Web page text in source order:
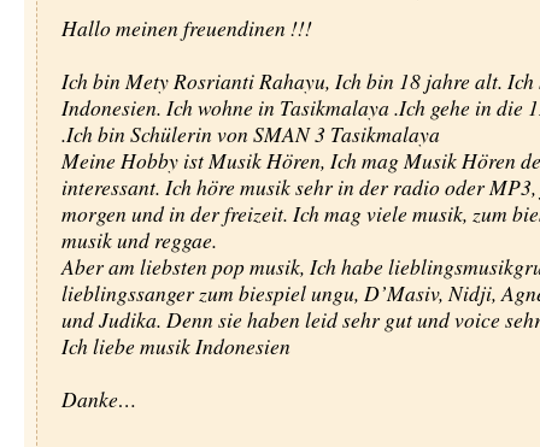
Hallo meinen freuendinen !!!
Ich bin Mety Rosrianti Rahayu, Ich bin 18 jahre alt. Ich
Indonesien. Ich wohne in Tasikmalaya .Ich gehe in die
.Ich bin Schülerin von SMAN 3 Tasikmalaya
Meine Hobby ist Musik Hören, Ich mag Musik Hören
interessant. Ich höre musik sehr in der radio oder
morgen und in der freizeit. Ich mag viele musik, zum
musik und reggae.
Aber am liebsten pop musik, Ich habe
lieblingssanger zum biespiel ungu, D’Masiv, Nidji,
und Judika. Denn sie haben leid sehr gut und voice
Ich liebe musik Indonesien
Danke…